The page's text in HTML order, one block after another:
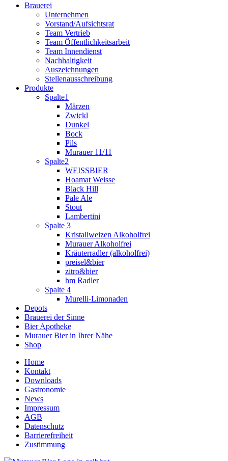
Brauerei
Unternehmen
Vorstand/Aufsichtsrat
Team Vertrieb
Team Öffentlichkeitsarbeit
Team Innendienst
Nachhaltigkeit
Auszeichnungen
Stellenausschreibung
Produkte
Spalte1
Märzen
Zwickl
Dunkel
Bock
Pils
Murauer 11/11
Spalte2
WEISSBIER
Hoamat Weisse
Black Hill
Pale Ale
Stout
Lambertini
Spalte 3
Kristallweizen Alkoholfrei
Murauer Alkoholfrei
Kräuterradler (alkoholfrei)
preisel&bier
zitro&bier
hm Radler
Spalte 4
Murelli-Limonaden
Depots
Brauerei der Sinne
Bier Apotheke
Murauer Bier in Ihrer Nähe
Shop
Home
Kontakt
Downloads
Gastronomie
News
Impressum
AGB
Datenschutz
Barrierefreiheit
Zustimmung